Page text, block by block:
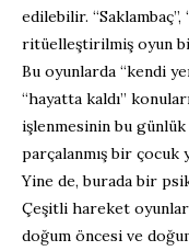
edilebilir.
ritüelleştirilmiş oyun
Bu oyunlarda “kendi
“hayatta kaldı”
işlenmesinin bu
parçalanmış bir çocuk
Yine de, burada bir
Çeşitli hareket
doğum öncesi ve